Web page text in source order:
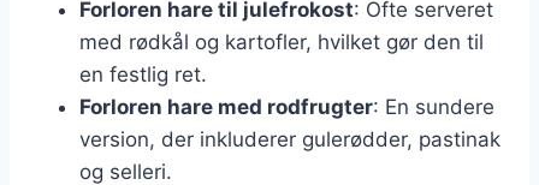
Forloren hare til julefrokost: Ofte serveret
med rødkål og kartofler, hvilket gør den til
en festlig ret.
Forloren hare med rodfrugter: En sundere
version, der inkluderer gulerødder, pastinak
og selleri.